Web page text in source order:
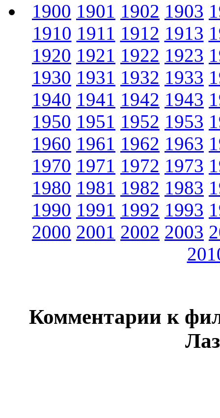
1900 1901 1902 1903
1910 1911 1912 1913
1920 1921 1922 1923
1930 1931 1932 1933
1940 1941 1942 1943
1950 1951 1952 1953
1960 1961 1962 1963
1970 1971 1972 1973
1980 1981 1982 1983
1990 1991 1992 1993
2000 2001 2002 2003
Комментарии к